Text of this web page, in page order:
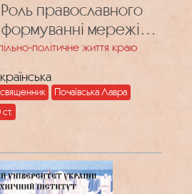
православного
мережі
на Волині на
політичне життя краю
священник
Почаївська Лавра